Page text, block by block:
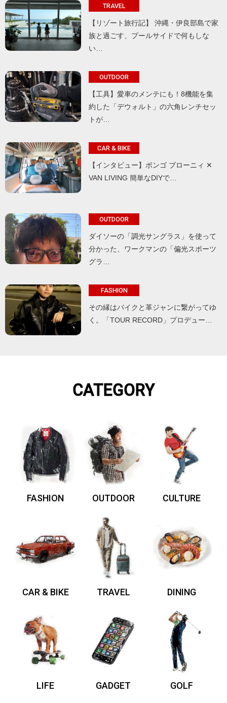
TRAVEL
【リゾート旅行記】 沖縄・伊良部島で家
族と過ごす、プールサイドで何もしな
い…
OUTDOOR
【工具】愛車のメンテにも！8機能を集
約した「デウォルト」の六角レンチセッ
トが…
CAR & BIKE
【インタビュー】ボンゴ ブローニィ ✕
VAN LIVING 簡単なDIYで…
OUTDOOR
ダイソーの「調光サングラス」を使って
分かった、ワークマンの「偏光スポーツ
グラ…
FASHION
その縁はバイクと革ジャンに繋がってゆ
く。「TOUR RECORD」プロデュー…
CATEGORY
FASHION OUTDOOR CULTURE
CAR & BIKE TRAVEL DINING
LIFE GADGET GOLF